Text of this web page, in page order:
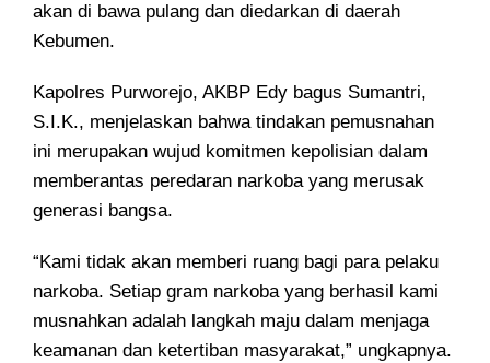
akan di bawa pulang dan diedarkan di daerah
Kebumen.
Kapolres Purworejo, AKBP Edy bagus Sumantri,
S.I.K., menjelaskan bahwa tindakan pemusnahan
ini merupakan wujud komitmen kepolisian dalam
memberantas peredaran narkoba yang merusak
generasi bangsa.
“Kami tidak akan memberi ruang bagi para pelaku
narkoba. Setiap gram narkoba yang berhasil kami
musnahkan adalah langkah maju dalam menjaga
keamanan dan ketertiban masyarakat,” ungkapnya.